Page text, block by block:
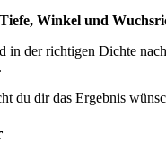
Tiefe, Winkel und
der richtigen Dichte
du dir das Ergebnis